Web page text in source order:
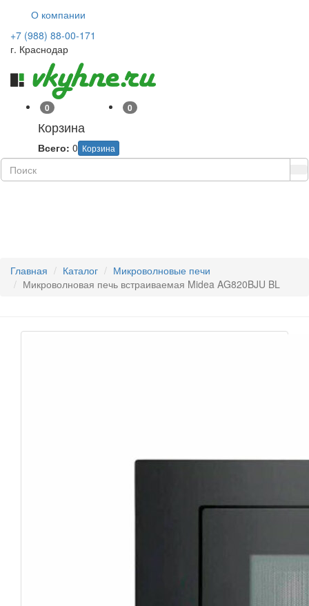
О компании
+7 (988) 88-00-171
г. Краснодар
0
Корзина
Корзина
Всего: 0
0
Главная Каталог
Микроволновые печи
Микроволновая печь встраиваемая Midea AG820BJU BL